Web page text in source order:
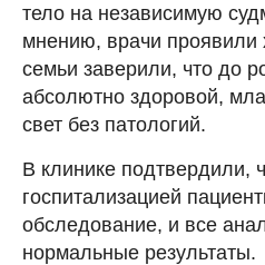
тело на независимую
мнению, врачи проявили
семьи заверили, что до
абсолютно здоровой,
свет без патологий.
В клинике подтвердили,
госпитализацией
обследование, и все
нормальные результаты.